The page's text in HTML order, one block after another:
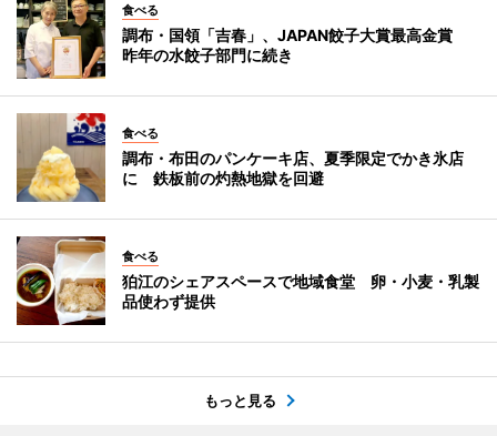
食べる
調布・国領「吉春」、JAPAN餃子大賞最高金賞
昨年の水餃子部門に続き
食べる
調布・布田のパンケーキ店、夏季限定でかき氷店
に 鉄板前の灼熱地獄を回避
食べる
狛江のシェアスペースで地域食堂 卵・小麦・乳製
品使わず提供
もっと見る